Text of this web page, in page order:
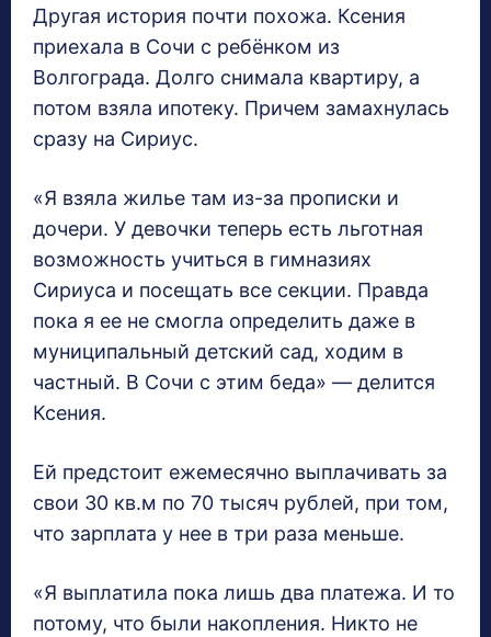
Другая история почти похожа. Ксения
приехала в Сочи с ребёнком из
Волгограда. Долго снимала квартиру, а
потом взяла ипотеку. Причем замахнулась
сразу на Сириус.
«Я взяла жилье там из-за прописки и
дочери. У девочки теперь есть льготная
возможность учиться в гимназиях
Сириуса и посещать все секции. Правда
пока я ее не смогла определить даже в
муниципальный детский сад, ходим в
частный. В Сочи с этим беда» — делится
Ксения.
Ей предстоит ежемесячно выплачивать за
свои 30 кв.м по 70 тысяч рублей, при том,
что зарплата у нее в три раза меньше.
«Я выплатила пока лишь два платежа. И то
потому, что были накопления. Никто не